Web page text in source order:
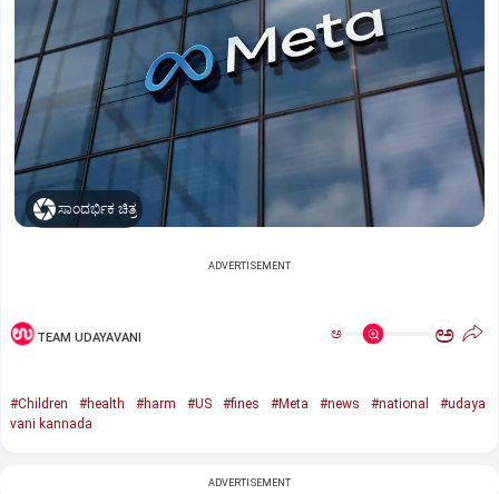
ಸಾಂದರ್ಭಿಕ ಚಿತ್ರ
ADVERTISEMENT
TEAM UDAYAVANI ಅ ಅ
#Children #health #harm #US #fines #Meta #news #national
#udaya
vani kannada
ADVERTISEMENT